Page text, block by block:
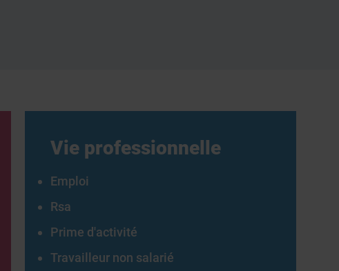
Vie professionnelle
Emploi
Rsa
Prime d'activité
Travailleur non salarié